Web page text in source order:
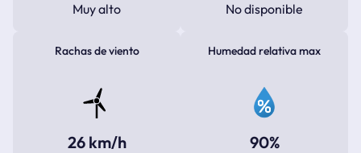
Muy alto No disponible
Rachas de viento
26 km/h
Humedad relativa max
90%